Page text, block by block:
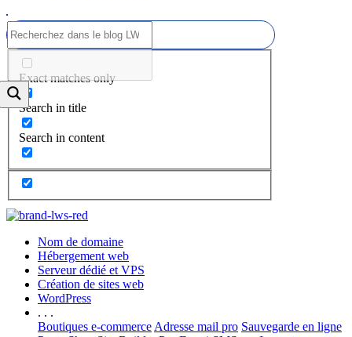
Exact matches only
Search in title
Search in content
Nom de domaine
Hébergement web
Serveur dédié et VPS
Création de sites web
WordPress
. . .
Boutiques e-commerce Adresse mail pro Sauvegarde en ligne